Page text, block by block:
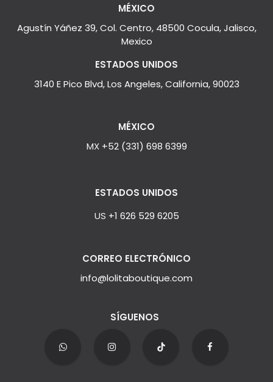
MÉXICO
Agustín Yáñez 39, Col. Centro, 48500 Cocula, Jalisco,
Mexico
ESTADOS UNIDOS
3140 E Pico Blvd, Los Angeles, California, 90023
MÉXICO
MX +52 (331) 698 6399
ESTADOS UNIDOS
US +1 626 529 6205
CORREO ELECTRÓNICO
info@lolitaboutique.com
SÍGUENOS